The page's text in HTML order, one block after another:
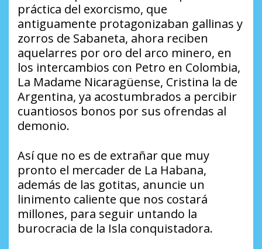
práctica del exorcismo, que
antiguamente protagonizaban gallinas y
zorros de Sabaneta, ahora reciben
aquelarres por oro del arco minero, en
los intercambios con Petro en Colombia,
La Madame Nicaragüense, Cristina la de
Argentina, ya acostumbrados a percibir
cuantiosos bonos por sus ofrendas al
demonio.
Así que no es de extrañar que muy
pronto el mercader de La Habana,
además de las gotitas, anuncie un
linimento caliente que nos costará
millones, para seguir untando la
burocracia de la Isla conquistadora.